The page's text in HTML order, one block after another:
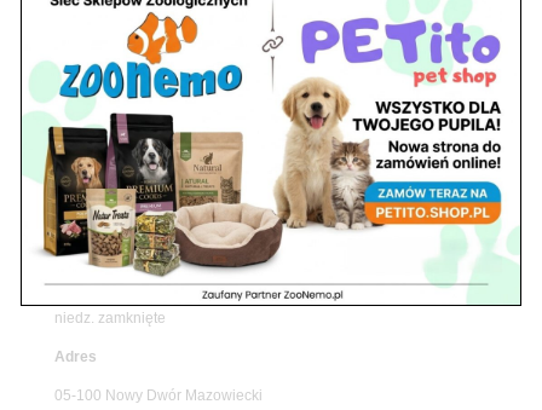
Znajdź nas
Adres
05-120 Legionowo
ul. Piłsudskiego 31,
pawilon 134
tel./fax. 22 784 71 96
Godziny pracy
pon. – piąt. 10.00 – 19.00
niedz. zamknięte
Adres
05-100 Nowy Dwór Mazowiecki